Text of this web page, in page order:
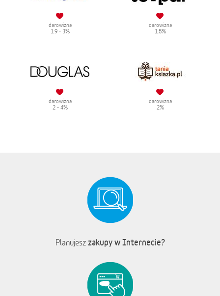
darowizna
1.9 - 3%
darowizna
1.5%
darowizna
2 - 4%
darowizna
2%
Planujesz zakupy w Internecie?